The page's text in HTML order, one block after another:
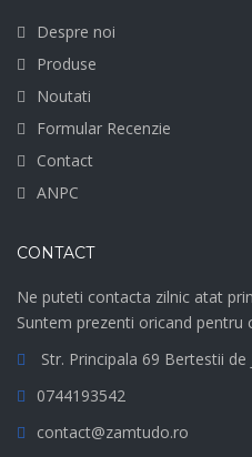
Despre noi
Produse
Noutati
Formular Recenzie
Contact
ANPC
CONTACT
Ne puteti contacta zilnic atat
Suntem prezenti oricand pentru
Str. Principala 69 Bertestii de
0744193542
contact@zamtudo.ro